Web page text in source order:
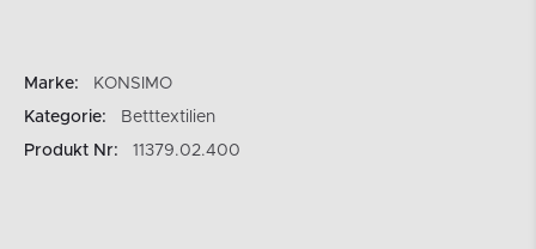
Marke:
KONSIMO
Kategorie:
Betttextilien
Produkt Nr:
11379.02.400